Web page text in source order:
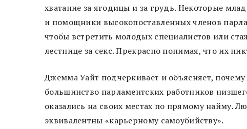
хватание за ягодицы и за грудь. Некоторые
и помощники высокопоставленных членов
чтобы встретить молодых специалистов или
лестнице за секс. Прекрасно понимая, что их
Джемма Уайт подчеркивает и объясняет,
большинство парламентских работников
оказались на своих местах по прямому найму.
эквивалентны «карьерному самоубийству».